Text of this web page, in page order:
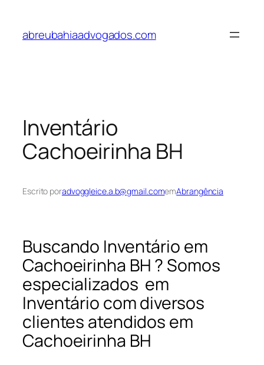
abreubahiaadvogados.com
Inventário
Cachoeirinha BH
Escrito poradvoggleice.a.b@gmail.comemAbrangência
Buscando Inventário em
Cachoeirinha BH ? Somos
especializados em
Inventário com diversos
clientes atendidos em
Cachoeirinha BH